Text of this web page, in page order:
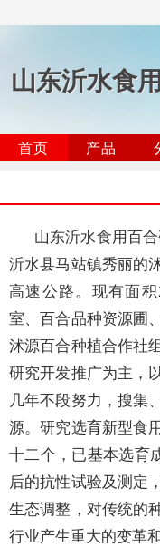
山东沂水食
首页 产品
山东沂水食用百
沂水县马站镇秀丽的
高速公路。现有面
室、百合品种资源圃
沭源百合种植合作社
研究开发推广为主，
几年不段努力，搜集
源。研究选育新型食
十二个，已基本选育
后的抗性试验及测定
生态调整，对传统的
行业产生重大的变革和